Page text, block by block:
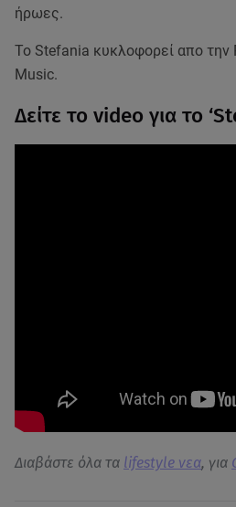
ήρωες.
Το Stefania κυκλοφορεί απο την
Music.
Δείτε το video για το
Διαβάστε όλα τα lifestyle νεα, για